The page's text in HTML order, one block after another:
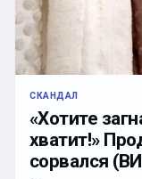
СКАНДАЛ
«Хотите
хватит!»
сорвался